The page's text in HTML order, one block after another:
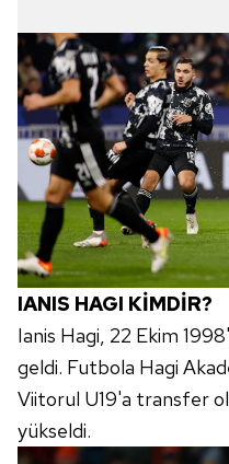
IANIS HAGI KİMDİR?
Ianis Hagi, 22 Ekim
geldi. Futbola Hagi
Viitorul U19'a transfer
yükseldi.